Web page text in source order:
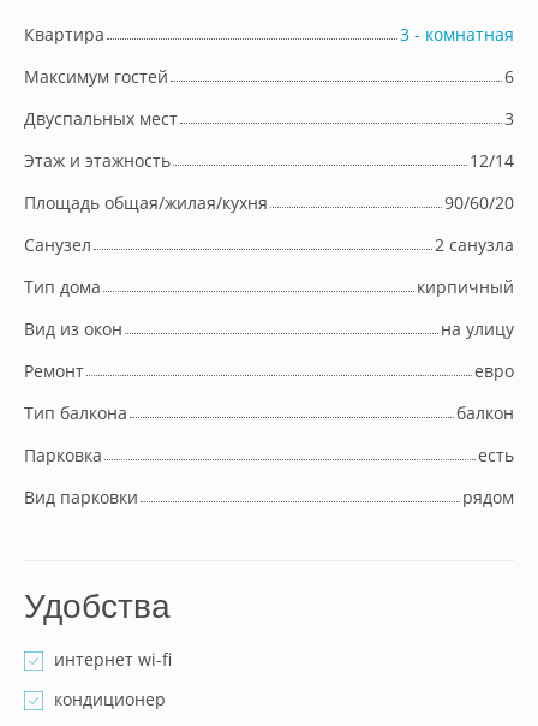
Квартира
3 - комнатная
Максимум гостей
6
Двуспальных мест
3
Этаж и этажность
12/14
Площадь общая/жилая/кухня
90/60/20
Cанузел
2 санузла
Тип дома
кирпичный
Вид из окон
на улицу
Ремонт
евро
Тип балкона
балкон
Парковка
есть
Вид парковки
рядом
Удобства
интернет wi-fi
кондиционер